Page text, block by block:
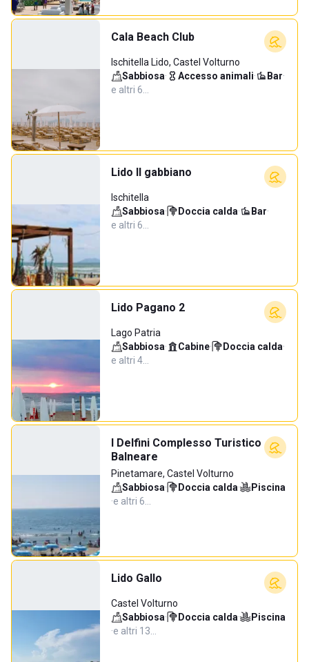
Cala Beach Club
Ischitella Lido, Castel Volturno
Sabbiosa· Accesso animali· Bar·
e altri 6…
Lido Il gabbiano
Ischitella
Sabbiosa· Doccia calda· Bar·
e altri 6…
Lido Pagano 2
Lago Patria
Sabbiosa· Cabine· Doccia calda·
e altri 4…
I Delfini Complesso Turistico
Balneare
Pinetamare, Castel Volturno
Sabbiosa· Doccia calda·
Piscina
·e altri 6…
Lido Gallo
Castel Volturno
Sabbiosa· Doccia calda·
Piscina
·e altri 13…